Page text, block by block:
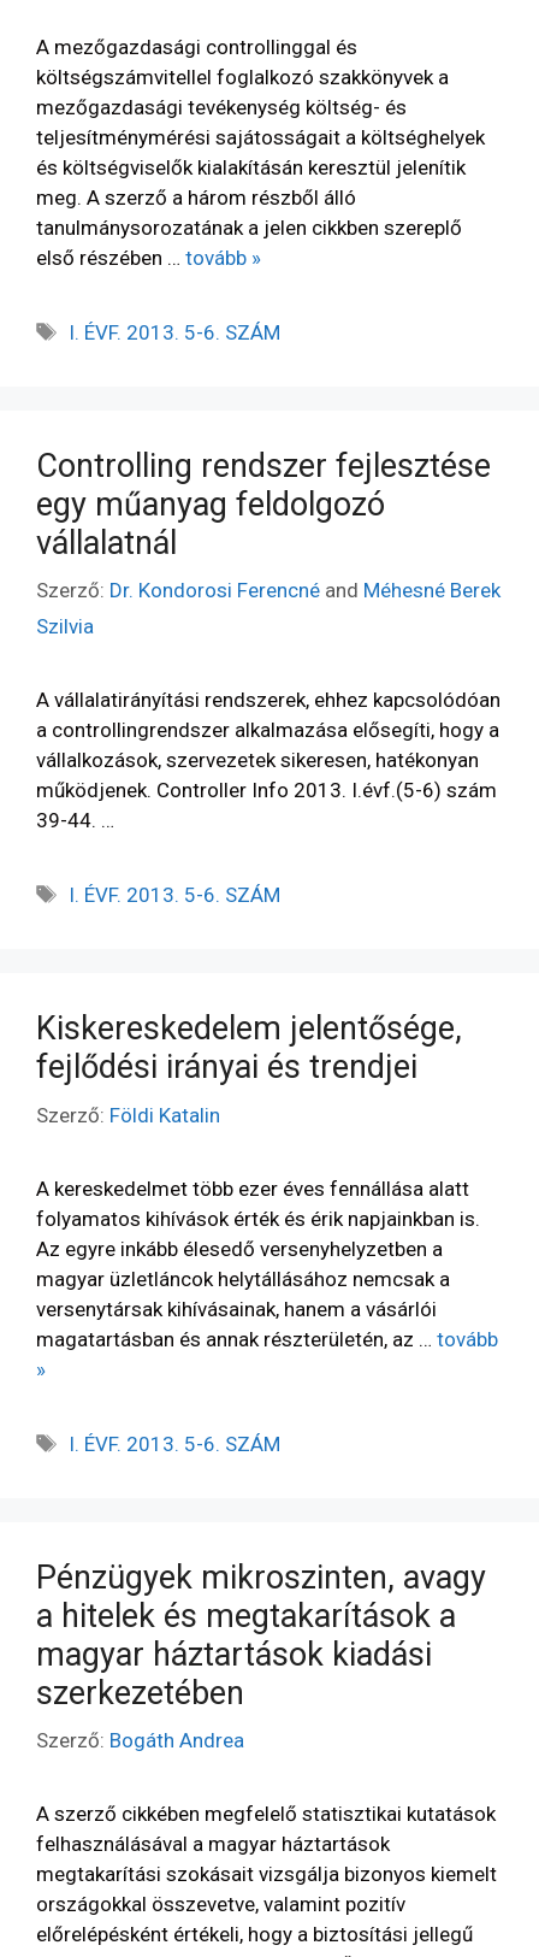
A mezőgazdasági controllinggal és
költségszámvitellel foglalkozó szakkönyvek a
mezőgazdasági tevékenység költség- és
teljesítménymérési sajátosságait a költséghelyek
és költségviselők kialakításán keresztül jelenítik
meg. A szerző a három részből álló
tanulmánysorozatának a jelen cikkben szereplő
első részében … tovább »
I. ÉVF. 2013. 5-6. SZÁM
Controlling rendszer fejlesztése
egy műanyag feldolgozó
vállalatnál
Szerző: Dr. Kondorosi Ferencné and Méhesné Berek
Szilvia
A vállalatirányítási rendszerek, ehhez kapcsolódóan
a controllingrendszer alkalmazása elősegíti, hogy a
vállalkozások, szervezetek sikeresen, hatékonyan
működjenek. Controller Info 2013. I.évf.(5-6) szám
39-44. …
I. ÉVF. 2013. 5-6. SZÁM
Kiskereskedelem jelentősége,
fejlődési irányai és trendjei
Szerző: Földi Katalin
A kereskedelmet több ezer éves fennállása alatt
folyamatos kihívások érték és érik napjainkban is.
Az egyre inkább élesedő versenyhelyzetben a
magyar üzletláncok helytállásához nemcsak a
versenytársak kihívásainak, hanem a vásárlói
magatartásban és annak részterületén, az … tovább
»
I. ÉVF. 2013. 5-6. SZÁM
Pénzügyek mikroszinten, avagy
a hitelek és megtakarítások a
magyar háztartások kiadási
szerkezetében
Szerző: Bogáth Andrea
A szerző cikkében megfelelő statisztikai kutatások
felhasználásával a magyar háztartások
megtakarítási szokásait vizsgálja bizonyos kiemelt
országokkal összevetve, valamint pozitív
előrelépésként értékeli, hogy a biztosítási jellegű